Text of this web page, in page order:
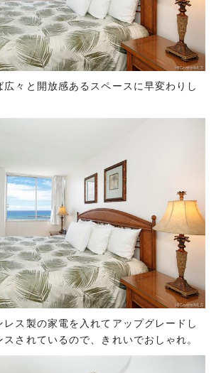
広々と開放感あるスペースに早変わりし
レス製の家電を入れてアップグレードし
されているので、きれいでおしゃれ。